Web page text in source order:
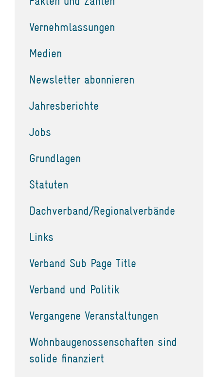
Vernehmlassungen
Medien
Newsletter abonnieren
Jahresberichte
Jobs
Grundlagen
Statuten
Dachverband/Regionalverbände
Links
Verband Sub Page Title
Verband und Politik
Vergangene Veranstaltungen
Wohnbaugenossenschaften sind
solide finanziert